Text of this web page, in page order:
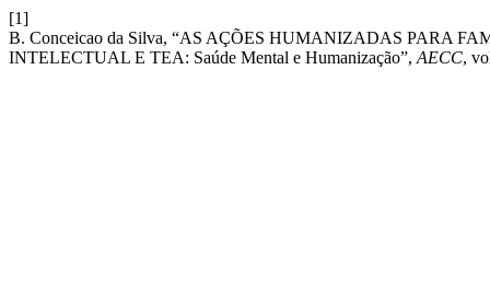
[1]
B. Conceicao da Silva, “AS AÇÕES HUMANIZADAS PARA
INTELECTUAL E TEA: Saúde Mental e Humanização”, AECC,